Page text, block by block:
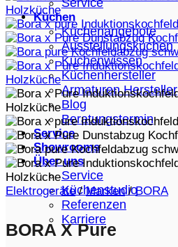
Küchen
Küchenangebote
Ausstellungsküchen
Küchenwissen
Küchenhersteller
Armaturen Hersteller
Blog
Beratungstermin
Service
Showrooms
Über uns
Service
Küchenstudio
Referenzen
Karriere
Elektrogeräte / Marken / BORA
BORA X Pure